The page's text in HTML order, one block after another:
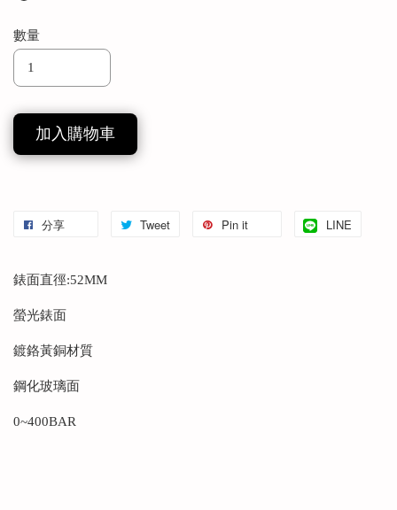
數量
加入購物車
分享 Tweet Pin it LINE
錶面直徑:52MM
螢光錶面
鍍鉻黃銅材質
鋼化玻璃面
0~400BAR